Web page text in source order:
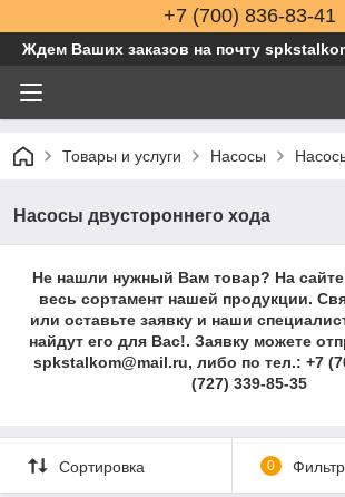
+7 (700) 836-83-41
Ждем Ваших заказов на почту
Товары и услуги Насосы
Насосы двустороннего хода
Не нашли нужный Вам товар? На сайте
весь сортамент нашей продукции.
или оставьте заявку и наши
найдут его для Вас!. Заявку можете
spkstalkom@mail.ru, либо по тел.: +7
(727) 339-85-35
Сортировка 0